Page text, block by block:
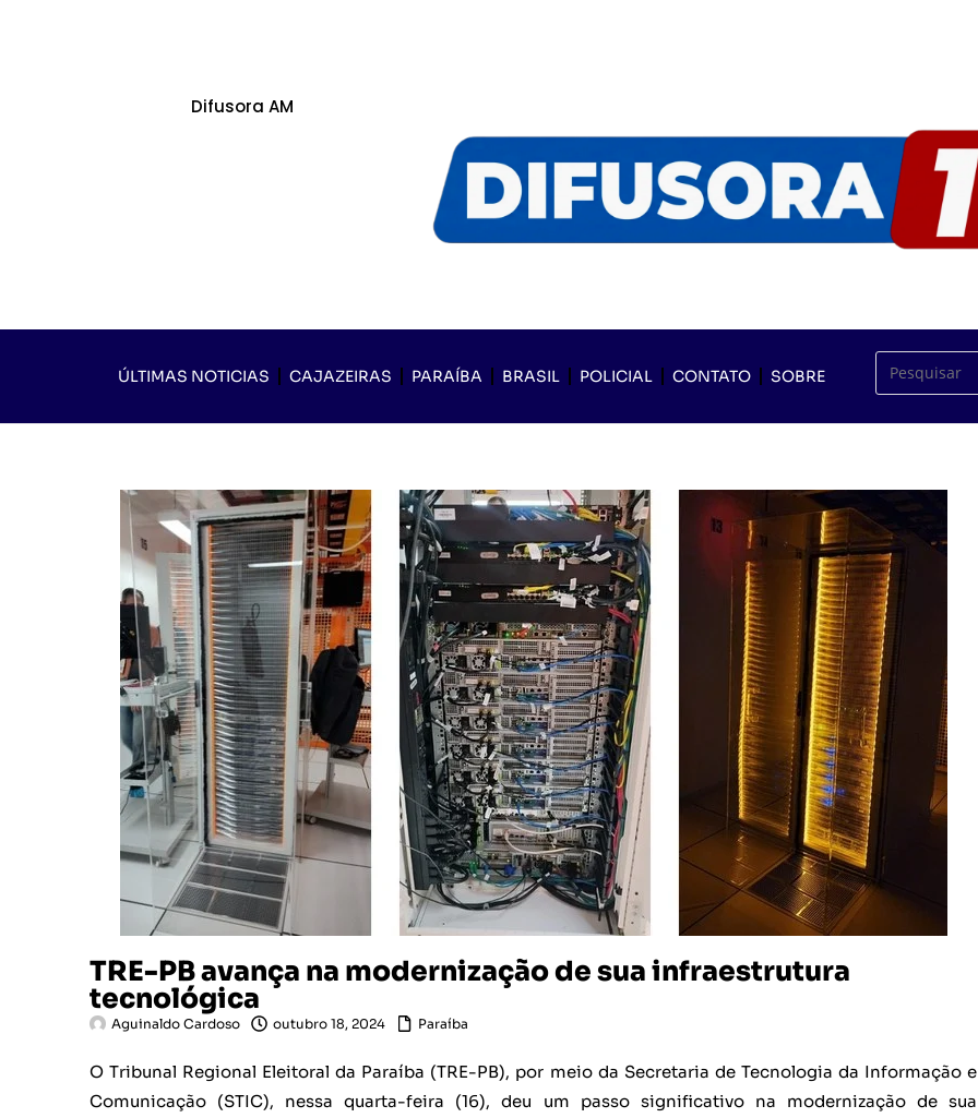
Difusora AM
ÚLTIMAS NOTICIAS CAJAZEIRAS PARAÍBA BRASIL POLICIAL CONTATO SOBRE
TRE-PB avança na modernização de sua infraestrutura
tecnológica
Aguinaldo Cardoso outubro 18, 2024 Paraíba
O Tribunal Regional Eleitoral da Paraíba (TRE-PB), por meio da Secretaria de Tecnologia da Informação e
Comunicação (STIC), nessa quarta-feira (16), deu um passo significativo na modernização de sua